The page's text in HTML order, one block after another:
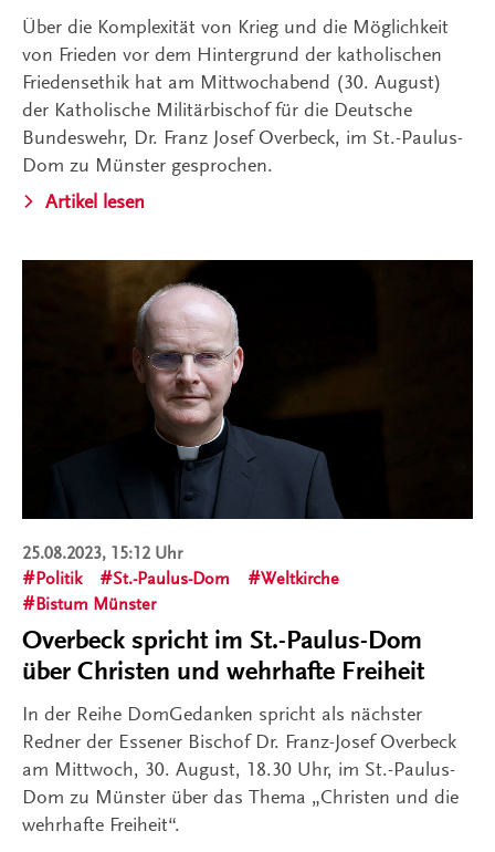
Über die Komplexität von Krieg und die Möglichkeit
von Frieden vor dem Hintergrund der katholischen
Friedensethik hat am Mittwochabend (30. August)
der Katholische Militärbischof für die Deutsche
Bundeswehr, Dr. Franz Josef Overbeck, im St.-Paulus-
Dom zu Münster gesprochen.
Artikel lesen
25.08.2023, 15:12 Uhr
Politik
St.-Paulus-Dom
Weltkirche
Bistum Münster
Overbeck spricht im St.-Paulus-Dom
über Christen und wehrhafte Freiheit
In der Reihe DomGedanken spricht als nächster
Redner der Essener Bischof Dr. Franz-Josef Overbeck
am Mittwoch, 30. August, 18.30 Uhr, im St.-Paulus-
Dom zu Münster über das Thema „Christen und die
wehrhafte Freiheit“.